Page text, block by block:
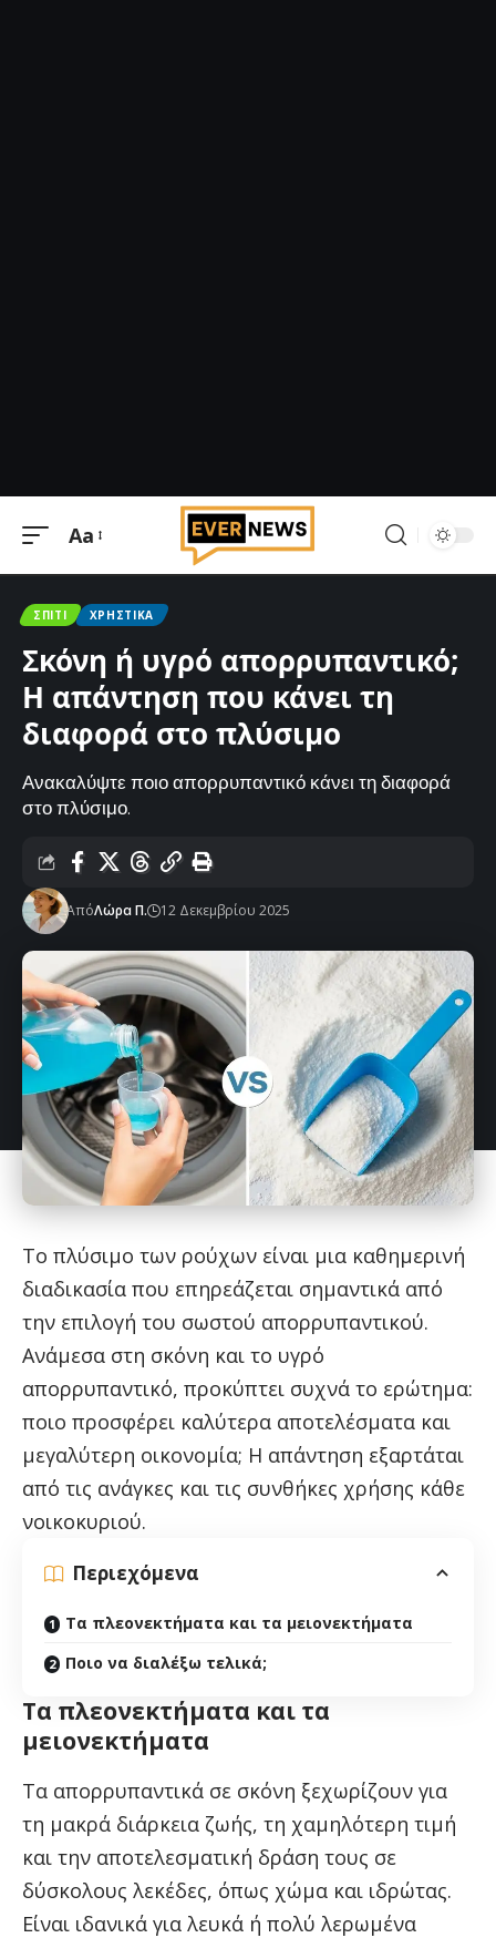
Μεγέθυνση
Aa
ΣΠΊΤΙ ΧΡΗΣΤΙΚΆ
Σκόνη ή υγρό απορρυπαντικό;
Η απάντηση που κάνει τη
διαφορά στο πλύσιμο
Ανακαλύψτε ποιο απορρυπαντικό κάνει τη διαφορά
στο πλύσιμο.
ΑπόΛώρα Π. 12 Δεκεμβρίου 2025
Το πλύσιμο των ρούχων είναι μια καθημερινή
διαδικασία που επηρεάζεται σημαντικά από
την επιλογή του σωστού απορρυπαντικού.
Ανάμεσα στη σκόνη και το υγρό
απορρυπαντικό, προκύπτει συχνά το ερώτημα:
ποιο προσφέρει καλύτερα αποτελέσματα και
μεγαλύτερη οικονομία; Η απάντηση εξαρτάται
από τις ανάγκες και τις συνθήκες χρήσης κάθε
νοικοκυριού.
Περιεχόμενα
Τα πλεονεκτήματα και τα μειονεκτήματα
Ποιο να διαλέξω τελικά;
Τα πλεονεκτήματα και τα
μειονεκτήματα
Τα απορρυπαντικά σε σκόνη ξεχωρίζουν για
τη μακρά διάρκεια ζωής, τη χαμηλότερη τιμή
και την αποτελεσματική δράση τους σε
δύσκολους λεκέδες, όπως χώμα και ιδρώτας.
Είναι ιδανικά για λευκά ή πολύ λερωμένα